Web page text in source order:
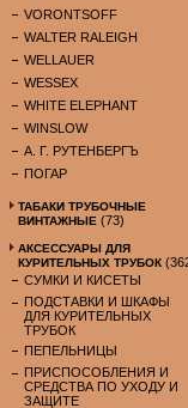
VORONTSOFF
WALTER RALEIGH
WELLAUER
WESSEX
WHITE ELEPHANT
WINSLOW
А. Г. РУТЕНБЕРГЪ
ПОГАР
ТАБАКИ ТРУБОЧНЫЕ
ВИНТАЖНЫЕ (73)
АКСЕССУАРЫ ДЛЯ
КУРИТЕЛЬНЫХ ТРУБОК
СУМКИ И КИСЕТЫ
ПОДСТАВКИ И ШКАФЫ
ДЛЯ КУРИТЕЛЬНЫХ
ТРУБОК
ПЕПЕЛЬНИЦЫ
ПРИСПОСОБЛЕНИЯ И
СРЕДСТВА ПО УХОДУ И
ЗАЩИТЕ